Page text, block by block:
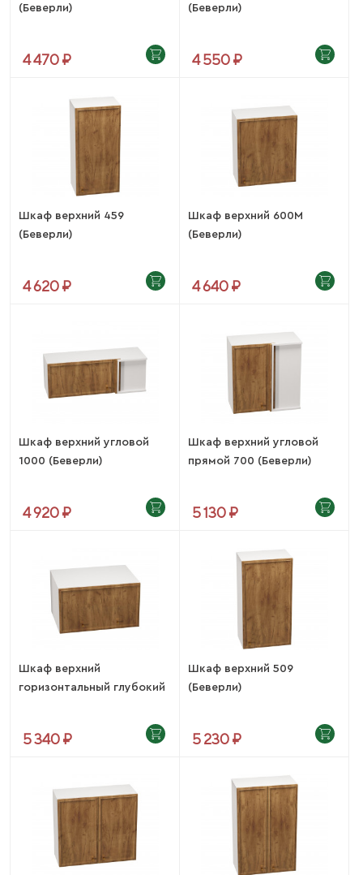
(Беверли)
4 470 ₽
(Беверли)
4 550 ₽
Шкаф верхний 459
(Беверли)
4 620 ₽
Шкаф верхний 600М
(Беверли)
4 640 ₽
Шкаф верхний угловой
1000 (Беверли)
4 920 ₽
Шкаф верхний угловой
прямой 700 (Беверли)
5 130 ₽
Шкаф верхний
горизонтальный глубокий
5 340 ₽
Шкаф верхний 509
(Беверли)
5 230 ₽